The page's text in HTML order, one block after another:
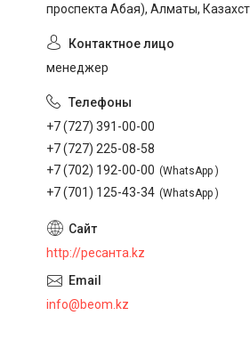
проспекта Абая), Алматы,
менеджер
+7 (727) 391-00-00
+7 (727) 225-08-58
+7 (702) 192-00-00
WhatsApp
+7 (701) 125-43-34 WhatsApp
http://ресанта.kz
info@beom.kz